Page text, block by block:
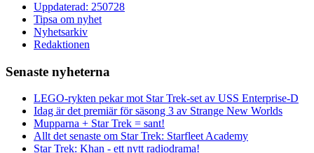
Uppdaterad: 250728
Tipsa om nyhet
Nyhetsarkiv
Redaktionen
Senaste nyheterna
LEGO-rykten pekar mot Star Trek-set av USS Enterprise-D
Idag är det premiär för säsong 3 av Strange New Worlds
Mupparna + Star Trek = sant!
Allt det senaste om Star Trek: Starfleet Academy
Star Trek: Khan - ett nytt radiodrama!